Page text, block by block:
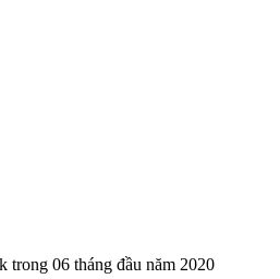
06 tháng đầu năm 2020